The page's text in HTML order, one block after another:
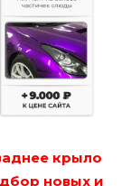
крыло
новых и